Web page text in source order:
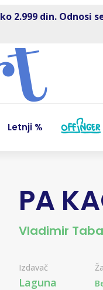
2.999 din. Odnosi
Letnji %
PA
Vladimir
Izdavač
Laguna